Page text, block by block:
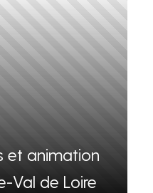
et animation
Val de Loire